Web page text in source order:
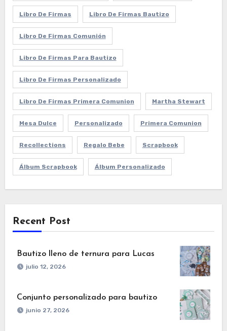
Libro De Firmas Libro De Firmas Bautizo
Libro De Firmas Comunión
Libro De Firmas Para Bautizo
Libro De Firmas Personalizado
Libro De Firmas Primera Comunion Martha Stewart
Mesa Dulce Personalizado Primera Comunion
Recollections Regalo Bebe Scrapbook
Álbum Scrapbook Álbum Personalizado
Recent Post
Bautizo lleno de ternura para Lucas
julio 12, 2026
Conjunto personalizado para bautizo
junio 27, 2026